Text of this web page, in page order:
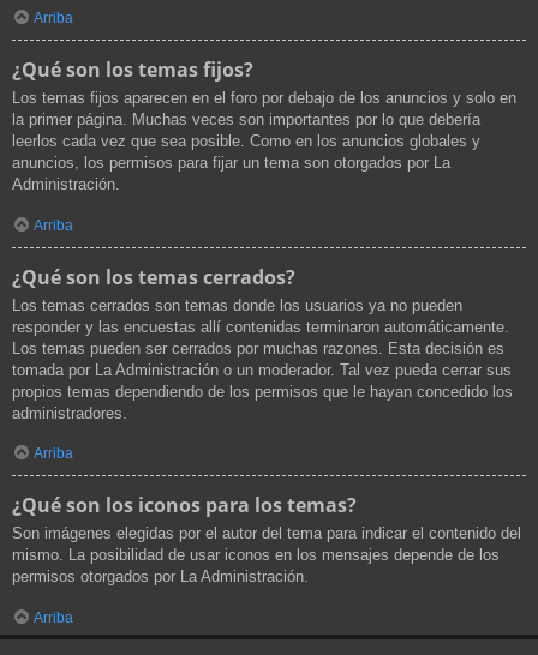
Arriba
¿Qué son los temas fijos?
Los temas fijos aparecen en el foro por debajo de los anuncios y solo en
la primer página. Muchas veces son importantes por lo que debería
leerlos cada vez que sea posible. Como en los anuncios globales y
anuncios, los permisos para fijar un tema son otorgados por La
Administración.
Arriba
¿Qué son los temas cerrados?
Los temas cerrados son temas donde los usuarios ya no pueden
responder y las encuestas allí contenidas terminaron automáticamente.
Los temas pueden ser cerrados por muchas razones. Esta decisión es
tomada por La Administración o un moderador. Tal vez pueda cerrar sus
propios temas dependiendo de los permisos que le hayan concedido los
administradores.
Arriba
¿Qué son los iconos para los temas?
Son imágenes elegidas por el autor del tema para indicar el contenido del
mismo. La posibilidad de usar iconos en los mensajes depende de los
permisos otorgados por La Administración.
Arriba